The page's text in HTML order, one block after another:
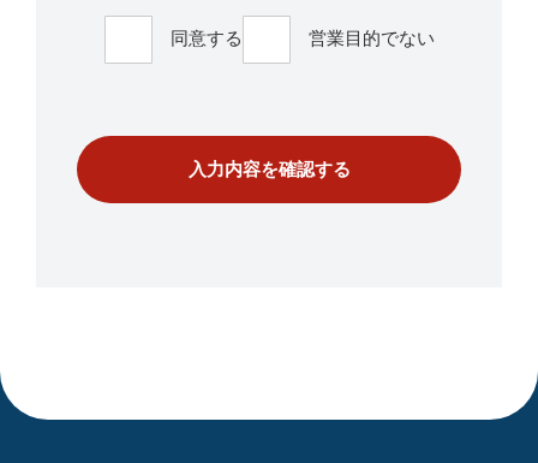
同意する 営業目的でない